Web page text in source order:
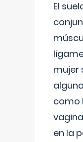
El
mujer
como
en la